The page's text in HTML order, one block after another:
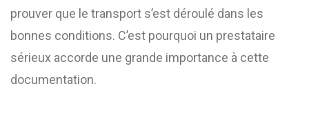
prouver que le transport s’est déroulé dans les
bonnes conditions. C’est pourquoi un prestataire
sérieux accorde une grande importance à cette
documentation.